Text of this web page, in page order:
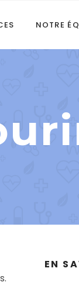
NOTRE
EN